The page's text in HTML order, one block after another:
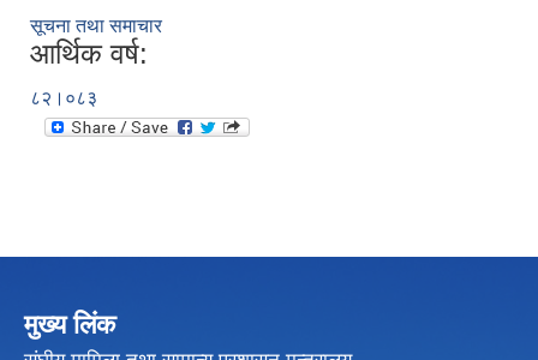
सूचना तथा समाचार
आर्थिक वर्ष:
८२।०८३
मुख्य लिंक